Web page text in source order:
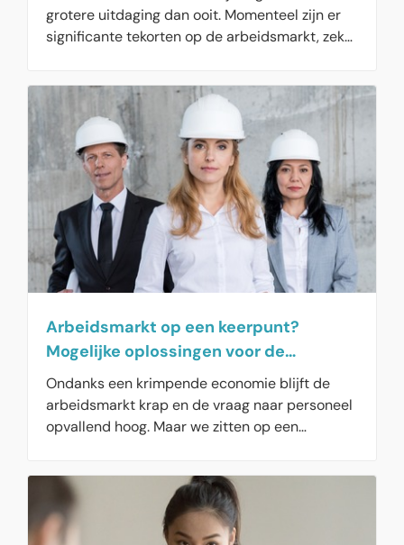
grotere uitdaging dan ooit. Momenteel zijn er
significante tekorten op de arbeidsmarkt, zeker
hun zoektocht naar toptalent.
Arbeidsmarkt op een keerpunt?
Mogelijke oplossingen voor de
toekomst
Ondanks een krimpende economie blijft de
arbeidsmarkt krap en de vraag naar personeel
opvallend hoog. Maar we zitten op een
mensen door recruiters benaderd worden voor
ander werk. De arbeidsproductiviteit zal
omhoog moeten in Nederland, waardoor de